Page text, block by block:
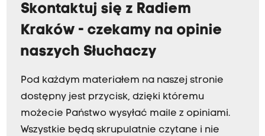
Skontaktuj się z Radiem
Kraków - czekamy na opinie
naszych Słuchaczy
Pod każdym materiałem na naszej stronie
dostępny jest przycisk, dzięki któremu
możecie Państwo wysyłać maile z opiniami.
Wszystkie będą skrupulatnie czytane i nie